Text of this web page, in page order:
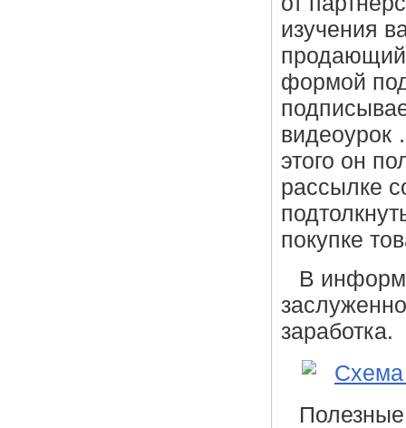
изучения
продающий
формой
видеоурок
этого он
рассылке
покупке
В
заработка.